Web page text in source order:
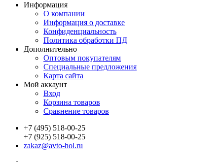
Информация
О компании
Информация о доставке
Конфиденциальность
Политика обработки ПД
Дополнительно
Оптовым покупателям
Специальные предложения
Карта сайта
Мой аккаунт
Вход
Корзина товаров
Сравнение товаров
+7 (495) 518-00-25
+7 (925) 518-00-25
zakaz@avto-hol.ru